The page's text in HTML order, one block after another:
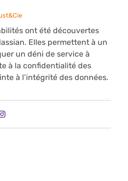
ont été découvertes
Elles permettent à un
un déni de service à
à la confidentialité des
à l’intégrité des données.